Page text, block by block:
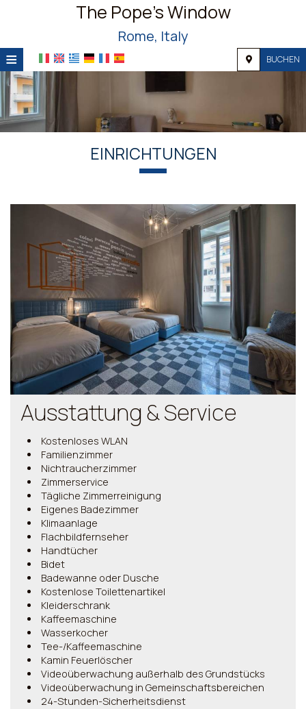
The Pope's Window
Rome, Italy
≡ BUCHEN
STARTSEITE
STANDORT
EINRICHTUNGEN
NACHFRAGE
KONTAKT
EINRICHTUNGEN
Ausstattung & Service
Kostenloses WLAN
Familienzimmer
Nichtraucherzimmer
Zimmerservice
Tägliche Zimmerreinigung
Eigenes Badezimmer
Klimaanlage
Flachbildfernseher
Handtücher
Bidet
Badewanne oder Dusche
Kostenlose Toilettenartikel
Kleiderschrank
Kaffeemaschine
Wasserkocher
Tee-/Kaffeemaschine
Kamin Feuerlöscher
Videoüberwachung außerhalb des Grundstücks
Videoüberwachung in Gemeinschaftsbereichen
24-Stunden-Sicherheitsdienst